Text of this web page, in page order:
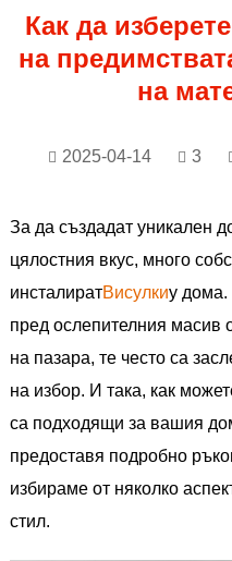
Как да
на
на
2025-04-14 3
За да създадат уникален
цялостния вкус, много
инсталиратВисулкиу дома.
пред ослепителния масив
на пазара, те често са
на избор. И така, как
са подходящи за вашия
предоставя подробно
избираме от няколко
стил.